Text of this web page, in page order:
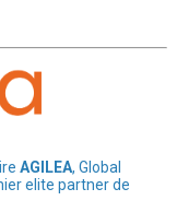
AGILEA, Global
elite partner de